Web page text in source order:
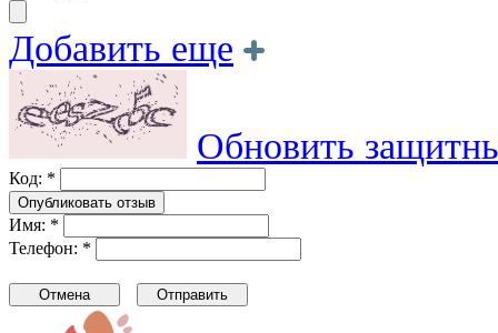
Добавить еще
Обновить
Код: *
Имя: *
Телефон: *